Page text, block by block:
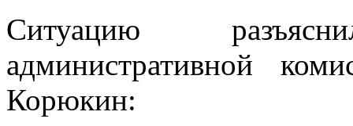
Ситуацию
административной
Корюкин: